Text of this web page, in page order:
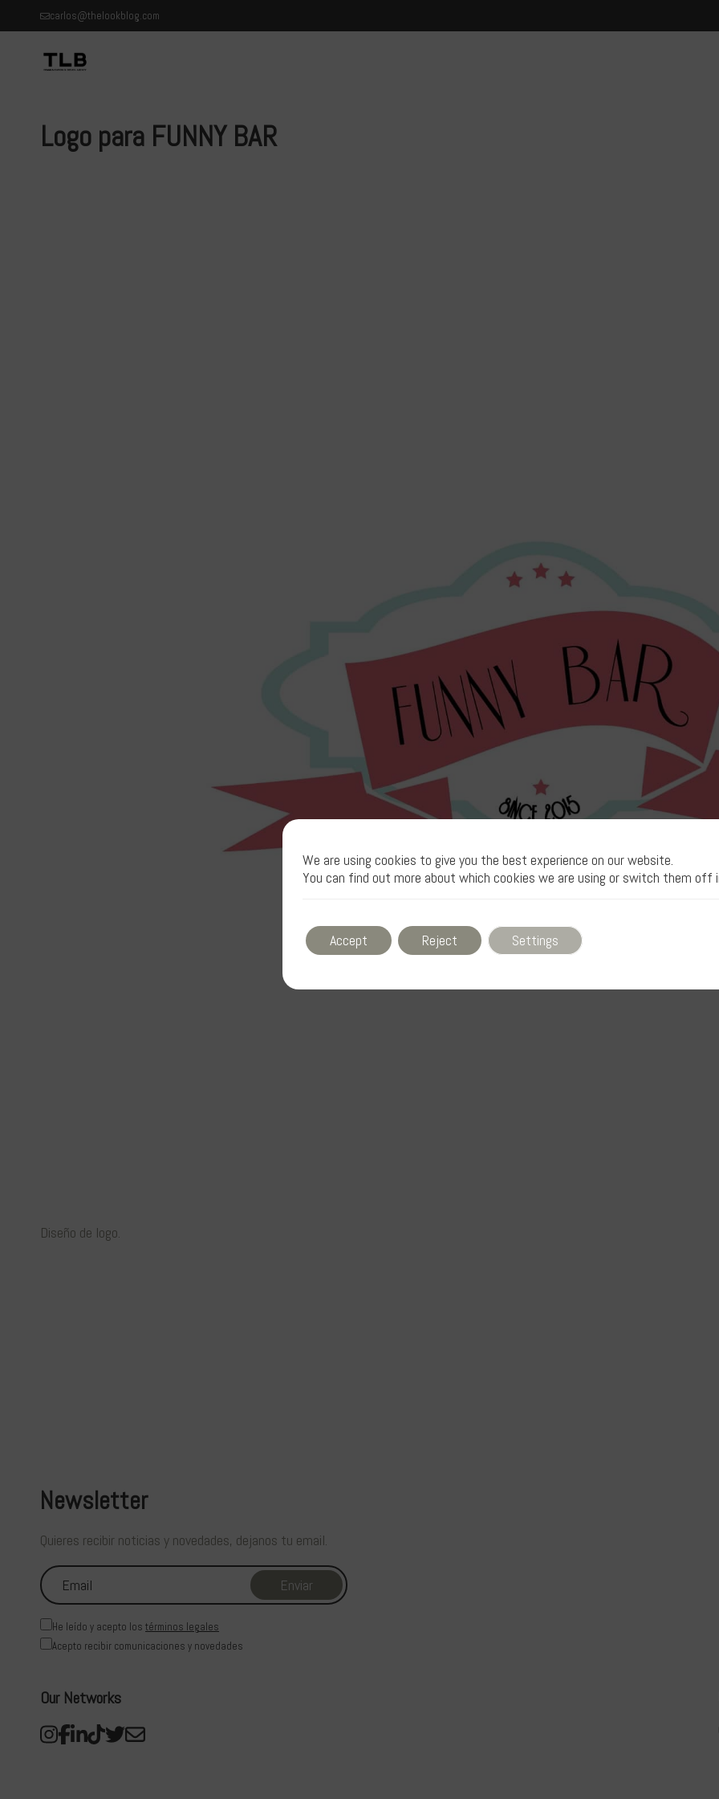
carlos@thelookblog.com
Logo para FUNNY BAR
Diseño de logo.
Newsletter
Quieres recibir noticias y novedades, dejanos tu email.
He leído y acepto los términos legales
Acepto recibir comunicaciones y novedades
Our Networks
We are using cookies to give you the best experience on our website.
You can find out more about which cookies we are using or switch them off
Accept Reject Settings